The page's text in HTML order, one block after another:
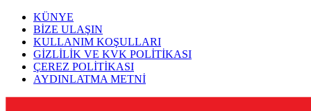
KÜNYE
BİZE ULAŞIN
KULLANIM KOŞULLARI
GİZLİLİK VE KVK POLİTİKASI
ÇEREZ POLİTİKASI
AYDINLATMA METNİ